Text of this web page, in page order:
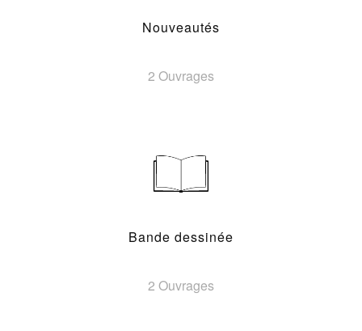
Nouveautés
2 Ouvrages
Bande dessinée
2 Ouvrages